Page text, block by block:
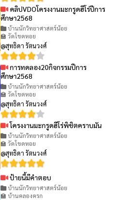
คลิปVDOโครงงานมะกรูดฮีโร่ปีการ
ศึกษา2568
บ้านนักวิทยาศาสตร์น้อย
🏫 วัดโขดหอย
@สุทธิดา รัตนวงศ์
การทดลอง20กิจกรรมปีการ
ศึกษา2568
บ้านนักวิทยาศาสตร์น้อย
🏫 วัดโขดหอย
@สุทธิดา รัตนวงศ์
โครงงานมะกรูดฮีโร่พิชิตคราบมัน
บ้านนักวิทยาศาสตร์น้อย
🏫 วัดโขดหอย
@สุทธิดา รัตนวงศ์
ป้ายนี้มีคำตอบ
บ้านนักวิทยาศาสตร์น้อย
🏫 บ้านคลองครก